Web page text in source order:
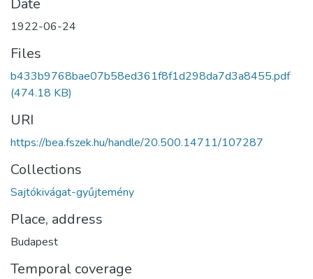
1922-06-24
Files
b433b9768bae07b58ed361f8f1d298da7d3a8455.pdf
(474.18 KB)
URI
https://bea.fszek.hu/handle/20.500.14711/107287
Collections
Sajtókivágat-gyűjtemény
Place, address
Budapest
Temporal coverage